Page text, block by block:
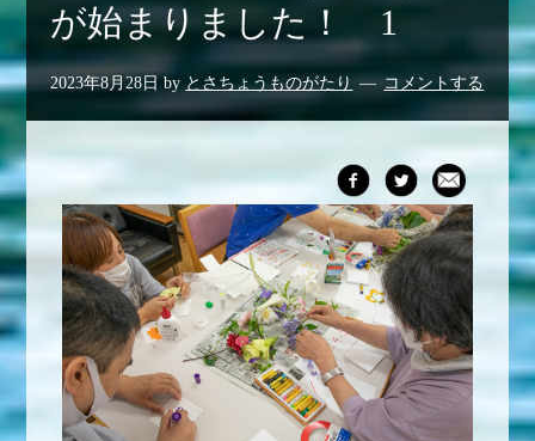
が始まりました！ 1
2023年8月28日 by とさちょうものがたり コメントする